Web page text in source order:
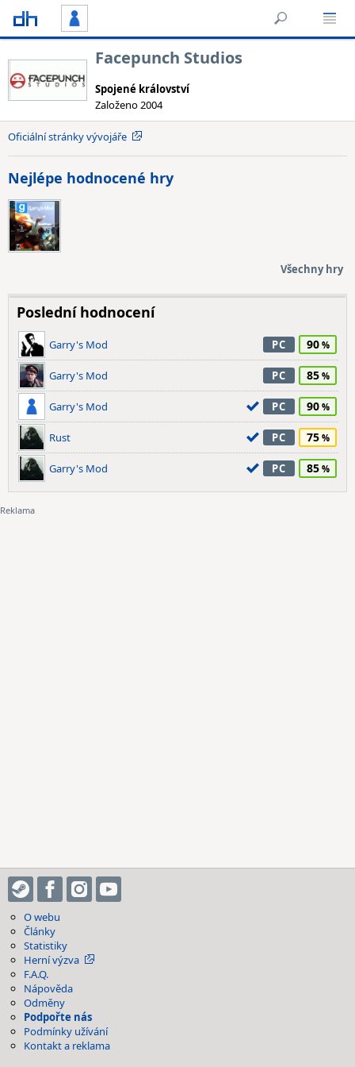
Facepunch Studios
Spojené království
Založeno 2004
Oficiální stránky vývojáře
Nejlépe hodnocené hry
Všechny hry
Poslední hodnocení
Garry's Mod PC 90
Garry's Mod PC 85
Garry's Mod PC 90
Rust PC 75
Garry's Mod PC 85
O webu
Články
Statistiky
Herní výzva
F.A.Q.
Nápověda
Odměny
Podpořte nás
Podmínky užívání
Kontakt a reklama